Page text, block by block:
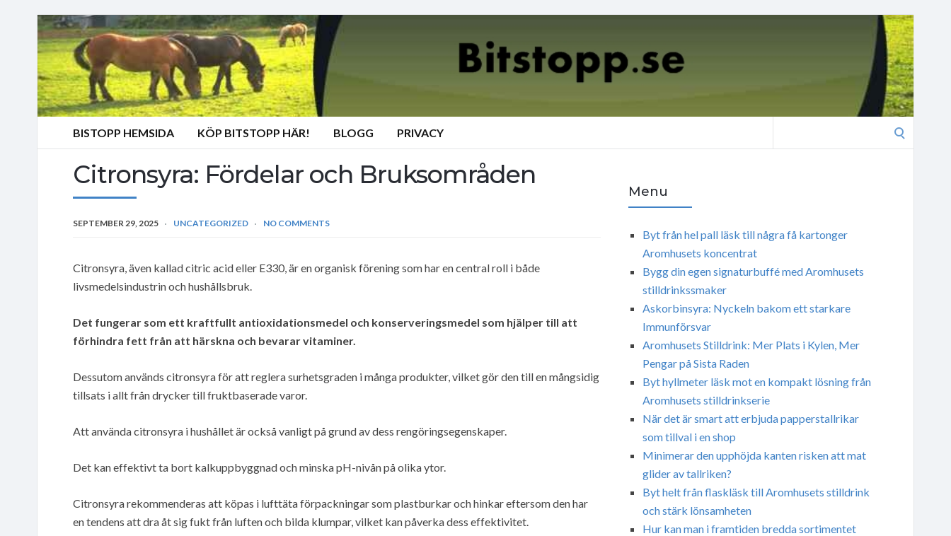
BISTOPP HEMSIDA KÖP BITSTOPP HÄR! BLOGG PRIVACY
Citronsyra: Fördelar och Bruksområden
SEPTEMBER 29, 2025 UNCATEGORIZED NO COMMENTS
Citronsyra, även kallad citric acid eller E330, är en organisk förening som har en central roll i både
livsmedelsindustrin och hushållsbruk.
Det fungerar som ett kraftfullt antioxidationsmedel och konserveringsmedel som hjälper till att
förhindra fett från att härskna och bevarar vitaminer.
Dessutom används citronsyra för att reglera surhetsgraden i många produkter, vilket gör den till en mångsidig
tillsats i allt från drycker till fruktbaserade varor.
Att använda citronsyra i hushållet är också vanligt på grund av dess rengöringsegenskaper.
Det kan effektivt ta bort kalkuppbyggnad och minska pH-nivån på olika ytor.
Citronsyra rekommenderas att köpas i lufttäta förpackningar som plastburkar och hinkar eftersom den har
en tendens att dra åt sig fukt från luften och bilda klumpar, vilket kan påverka dess effektivitet.
Menu
Byt från hel pall läsk till några få kartonger
Aromhusets koncentrat
Bygg din egen signaturbuffé med Aromhusets
stilldrinkssmaker
Askorbinsyra: Nyckeln bakom ett starkare
Immunförsvar
Aromhusets Stilldrink: Mer Plats i Kylen, Mer
Pengar på Sista Raden
Byt hyllmeter läsk mot en kompakt lösning från
Aromhusets stilldrinkserie
När det är smart att erbjuda papperstallrikar
som tillval i en shop
Minimerar den upphöjda kanten risken att mat
glider av tallriken?
Byt helt från flaskläsk till Aromhusets stilldrink
och stärk lönsamheten
Hur kan man i framtiden bredda sortimentet